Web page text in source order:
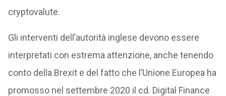
cryptovalute.
Gli interventi dell’autorità inglese devono essere
interpretati con estrema attenzione, anche tenendo
conto della Brexit e del fatto che l’Unione Europea ha
promosso nel settembre 2020 il cd. Digital Finance